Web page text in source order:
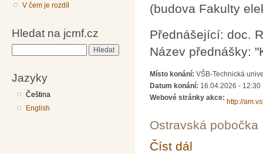
V čem je rozdíl
Hledat na jcmf.cz
Jazyky
Čeština
English
(budova Fakulty
Přednášející: doc.
Název přednášky:
Místo konání: VŠB-Technická
Datum konání: 16.04.2026 - 12:30
Webové stránky akce:
http://
Ostravská pobočka
Číst dál